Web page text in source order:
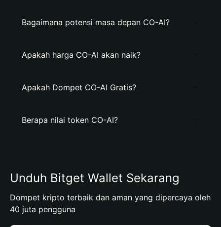
Bagaimana potensi masa depan CO-AI?
Apakah harga CO-AI akan naik?
Apakah Dompet CO-AI Gratis?
Berapa nilai token CO-AI?
Unduh Bitget Wallet Sekarang
Dompet kripto terbaik dan aman yang dipercaya oleh
40 juta pengguna